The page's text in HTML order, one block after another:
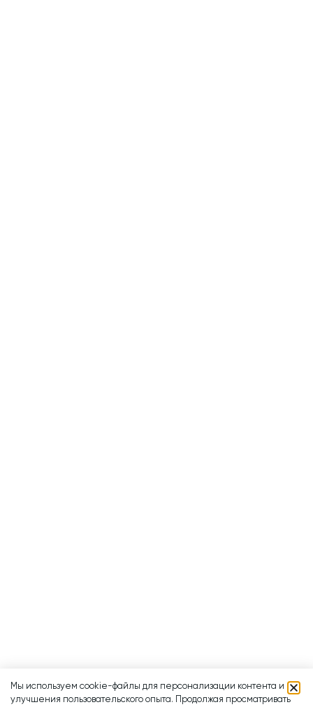
Мы используем cookie-файлы для персонализации контента и
улучшения пользовательского опыта. Продолжая просматривать